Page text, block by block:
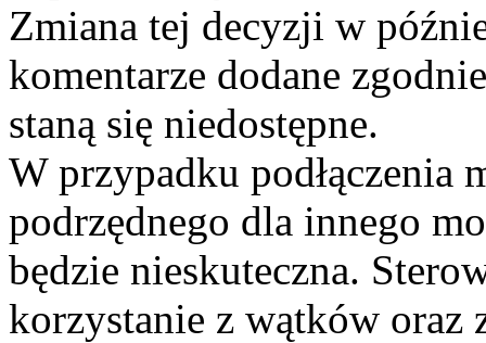
Zmiana tej decyzji w
komentarze dodane
staną się niedostępne.
W przypadku podłączenia
podrzędnego dla innego
będzie nieskuteczna.
korzystanie z wątków oraz